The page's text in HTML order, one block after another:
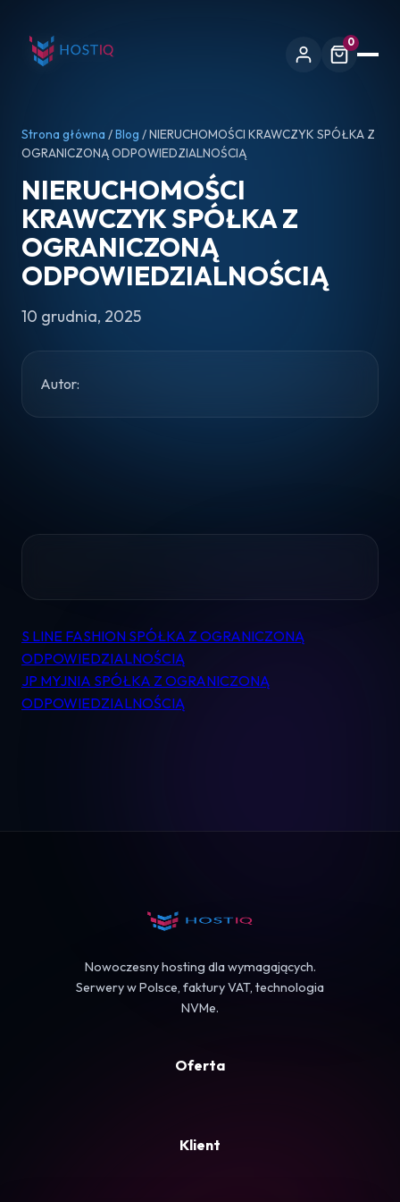
0
Pomoc
Kontakt
Strona główna /Blog / NIERUCHOMOŚCI KRAWCZYK SPÓŁKA Z
OGRANICZONĄ ODPOWIEDZIALNOŚCIĄ
NIERUCHOMOŚCI
KRAWCZYK SPÓŁKA Z
OGRANICZONĄ
ODPOWIEDZIALNOŚCIĄ
10 grudnia, 2025
Autor:
Nawigacja
wpisu
S LINE FASHION SPÓŁKA Z OGRANICZONĄ
ODPOWIEDZIALNOŚCIĄ
JP MYJNIA SPÓŁKA Z OGRANICZONĄ
ODPOWIEDZIALNOŚCIĄ
Nowoczesny hosting dla wymagających.
Serwery w Polsce, faktury VAT, technologia
NVMe.
Oferta
Klient